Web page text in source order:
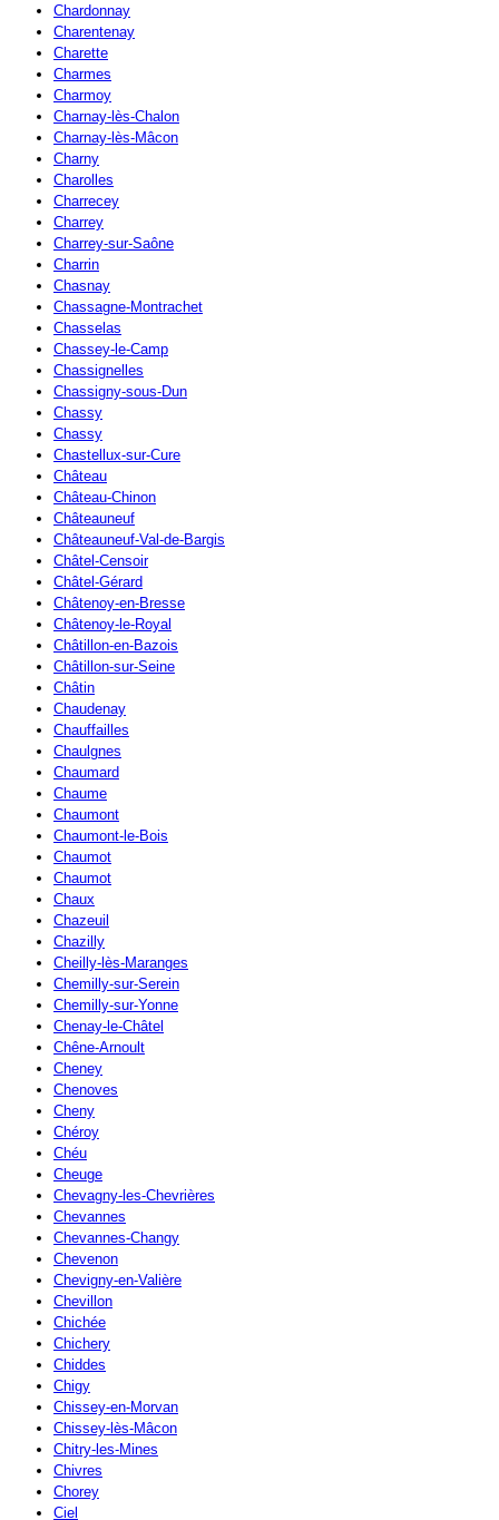
Chardonnay
Charentenay
Charette
Charmes
Charmoy
Charnay-lès-Chalon
Charnay-lès-Mâcon
Charny
Charolles
Charrecey
Charrey
Charrey-sur-Saône
Charrin
Chasnay
Chassagne-Montrachet
Chasselas
Chassey-le-Camp
Chassignelles
Chassigny-sous-Dun
Chassy
Chassy
Chastellux-sur-Cure
Château
Château-Chinon
Châteauneuf
Châteauneuf-Val-de-Bargis
Châtel-Censoir
Châtel-Gérard
Châtenoy-en-Bresse
Châtenoy-le-Royal
Châtillon-en-Bazois
Châtillon-sur-Seine
Châtin
Chaudenay
Chauffailles
Chaulgnes
Chaumard
Chaume
Chaumont
Chaumont-le-Bois
Chaumot
Chaumot
Chaux
Chazeuil
Chazilly
Cheilly-lès-Maranges
Chemilly-sur-Serein
Chemilly-sur-Yonne
Chenay-le-Châtel
Chêne-Arnoult
Cheney
Chenoves
Cheny
Chéroy
Chéu
Cheuge
Chevagny-les-Chevrières
Chevannes
Chevannes-Changy
Chevenon
Chevigny-en-Valière
Chevillon
Chichée
Chichery
Chiddes
Chigy
Chissey-en-Morvan
Chissey-lès-Mâcon
Chitry-les-Mines
Chivres
Chorey
Ciel